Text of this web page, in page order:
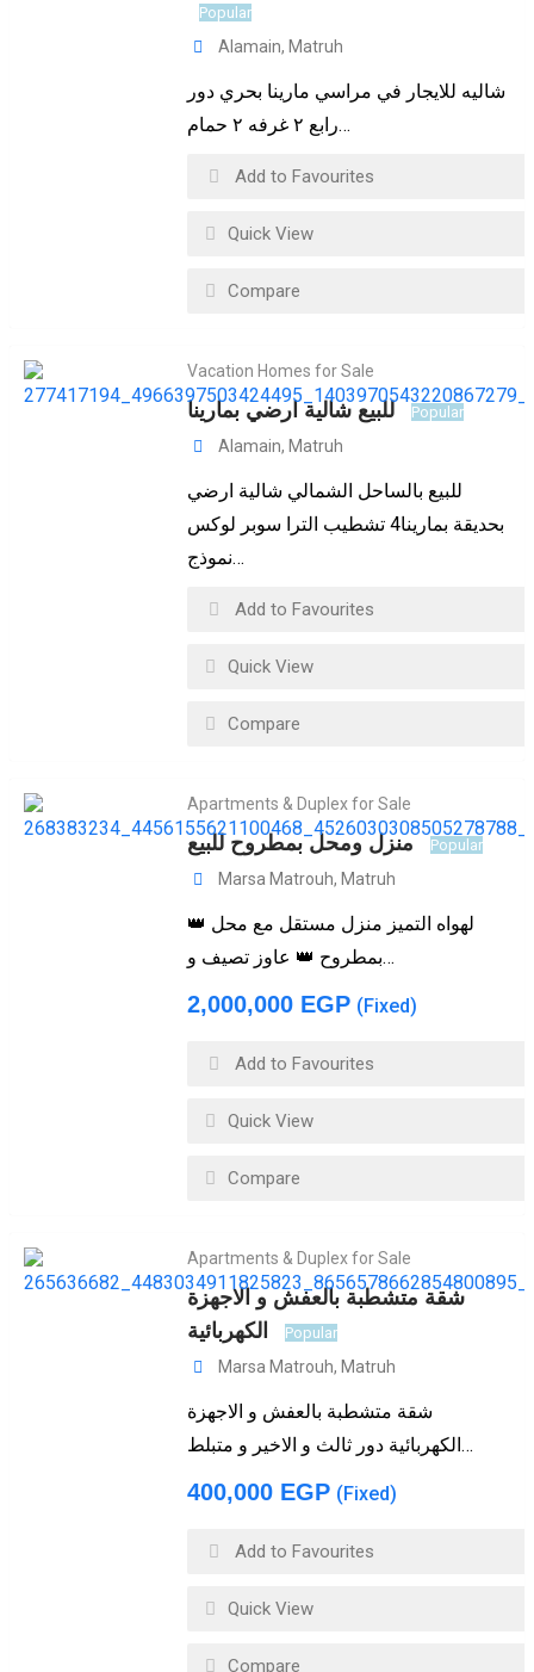
Popular
Alamain, Matruh
شاليه للايجار في مراسي مارينا بحري دور
رابع ٢ غرفه ٢ حمام…
Add to Favourites
Quick View
Compare
Vacation Homes for Sale
للبيع شالية ارضي بمارينا Popular
Alamain, Matruh
للبيع بالساحل الشمالي شالية ارضي
بحديقة بمارينا4 تشطيب الترا سوبر لوكس
نموذج…
Add to Favourites
Quick View
Compare
Apartments & Duplex for Sale
منزل ومحل بمطروح للبيع Popular
Marsa Matrouh, Matruh
👑 لهواه التميز منزل مستقل مع محل
بمطروح 👑 عاوز تصيف و…
2,000,000 EGP (Fixed)
Add to Favourites
Quick View
Compare
Apartments & Duplex for Sale
شقة متشطبة بالعفش و الاجهزة
الكهربائية
Popular
Marsa Matrouh, Matruh
شقة متشطبة بالعفش و الاجهزة
الكهربائية دور ثالث و الاخير و متبلط…
400,000 EGP (Fixed)
Add to Favourites
Quick View
Compare